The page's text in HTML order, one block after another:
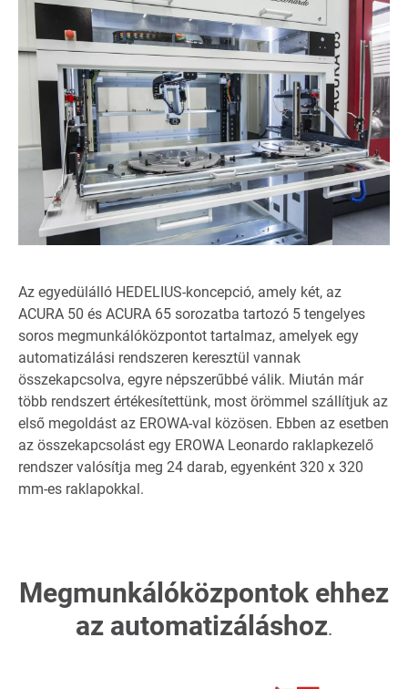
Az egyedülálló HEDELIUS-koncepció, amely két, az
ACURA 50 és ACURA 65 sorozatba tartozó 5 tengelyes
soros megmunkálóközpontot tartalmaz, amelyek egy
automatizálási rendszeren keresztül vannak
összekapcsolva, egyre népszerűbbé válik. Miután már
több rendszert értékesítettünk, most örömmel szállítjuk az
első megoldást az EROWA-val közösen. Ebben az esetben
az összekapcsolást egy EROWA Leonardo raklapkezelő
rendszer valósítja meg 24 darab, egyenként 320 x 320
mm-es raklapokkal.
Megmunkálóközpontok ehhez
az automatizáláshoz.